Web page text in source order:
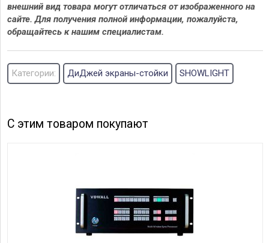
внешний вид товара могут отличаться от изображенного на
сайте. Для получения полной информации, пожалуйста,
обращайтесь к нашим специалистам.
Категории: ДиДжей экраны-стойки SHOWLIGHT
С этим товаром покупают